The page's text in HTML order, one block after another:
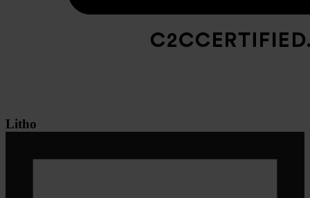
Litho